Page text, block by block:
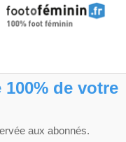
de votre
aux abonnés.